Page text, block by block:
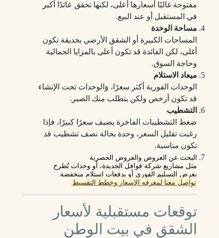
مفتوحة غالبًا أسعارها أعلى، لكنها تحقق عائدًا أكبر
في المستقبل أو عند البيع.
مساحة الوحدة
المساحات الكبيرة أو الشقق الأرضي بحديقة تكون
أغلى، لكن الفائدة قد تكون أعلى بالمزايا الجمالية
وحاجة السوق.
ميعاد الاستلام
الوحدات الفورية أكثر سعرًا، وَالوحدات تحت الإنشاء
قد تكون أرخص ولكن يتطلب منك الصبر.
التشطيب
ضغط التشطيبات الفاخرة يضيف سعرًا كبيرًا، فإذا
رغبت تقليل السعر، وحدة بحالة نصف تشطيب قد
تكون مناسبة.
البحث عن العروض والعروض الحصرية
مثل مشاريع شركة قوافل الجديدة، أو وحدات تُطرح
بغرض التسليم الفوري أو بدفعات استلام منخفضة.
تواصل معنا لمعرفه الاسعار وخطط التقسيط
توقعات مستقبلية لأسعار
الشقق في بيت الوطن